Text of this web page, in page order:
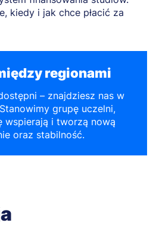
kiedy i jak chce płacić za
regionami
– znajdziesz nas w
grupę uczelni,
wspierają i tworzą nową
oraz stabilność.